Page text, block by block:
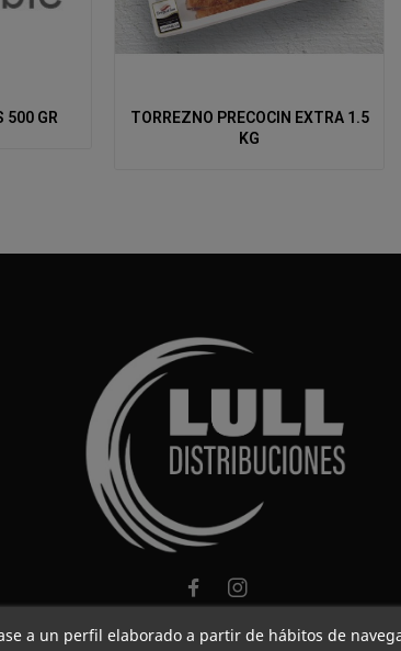
500 GR
TORREZNO PRECOCIN EXTRA 1.5
KG
a un perfil elaborado a partir de hábitos de